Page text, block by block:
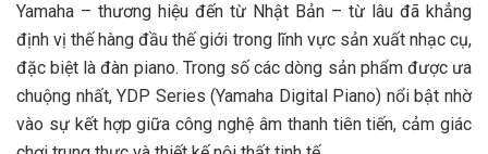
Yamaha – thương hiệu đến từ Nhật Bản – từ lâu đã khẳng
định vị thế hàng đầu thế giới trong lĩnh vực sản xuất nhạc cụ,
đặc biệt là đàn piano. Trong số các dòng sản phẩm được ưa
chuộng nhất, YDP Series (Yamaha Digital Piano) nổi bật nhờ
vào sự kết hợp giữa công nghệ âm thanh tiên tiến, cảm giác